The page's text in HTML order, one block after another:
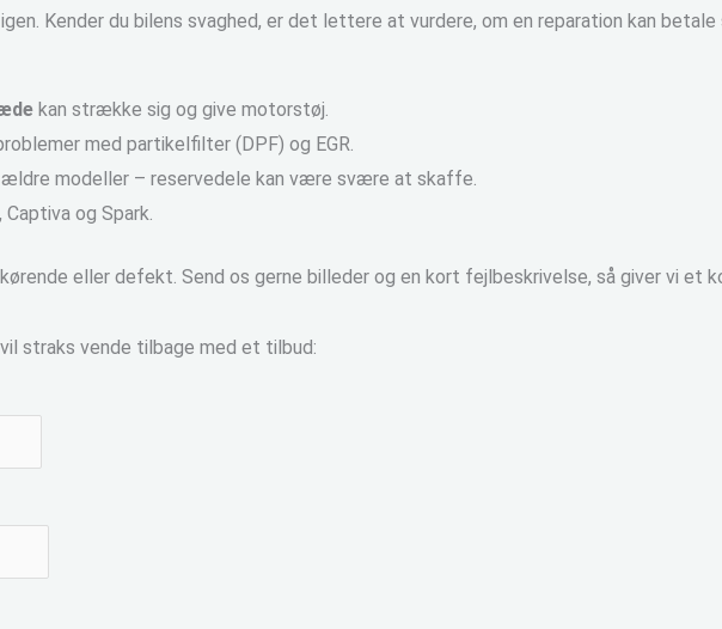
Kender du bilens svaghed, er det lettere at vurdere, om en reparation kan
kan strække sig og give motorstøj.
med partikelfilter (DPF) og EGR.
modeller – reservedele kan være svære at skaffe.
Captiva og Spark.
eller defekt. Send os gerne billeder og en kort fejlbeskrivelse, så giver vi et
straks vende tilbage med et tilbud: